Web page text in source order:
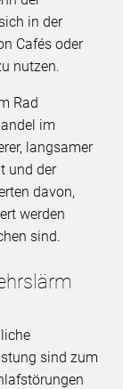
in der
Cafés oder
nutzen.
Rad
im
langsamer
und der
davon,
werden
sind.
sind zum